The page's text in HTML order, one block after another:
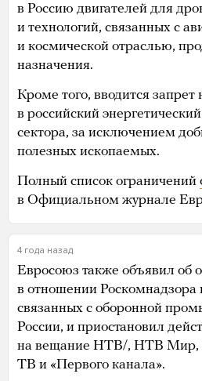
в Россию двигателей для
и технологий, связанных с
и космической отраслью,
назначения.
Кроме того, вводится запрет
в российский
сектора, за исключением
полезных ископаемых.
Полный список ограничений
в Официальном журнале
4 года назад
Евросоюз также объявил об
в отношении Роскомнадзора
связанных с оборонной
России, и приостановил
на вещание НТВ/, НТВ Мир,
ТВ и «Первого канала».